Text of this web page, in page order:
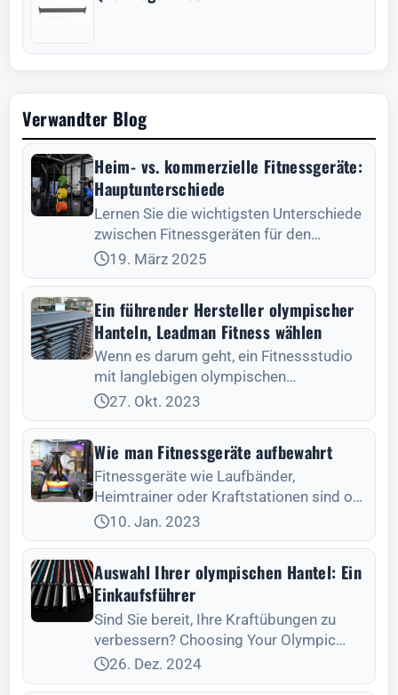
Verwandter Blog
Heim- vs. kommerzielle Fitnessgeräte:
Hauptunterschiede
Lernen Sie die wichtigsten Unterschiede
zwischen Fitnessgeräten für den
Heimgebrauch und kommerziellen
Fitnessgeräten kennen, um
Fitness passt - wählen Sie mit Bedacht!
19. März 2025
Ein führender Hersteller olympischer
Hanteln, Leadman Fitness wählen
Wenn es darum geht, ein Fitnessstudio
mit langlebigen olympischen
Langhanteln auszustatten, ist Leadman
Fitness ein Name, der in der
führender Anbieter für Oly
27. Okt. 2023
Wie man Fitnessgeräte aufbewahrt
Fitnessgeräte wie Laufbänder,
Heimtrainer oder Kraftstationen sind oft
kostspielige Anschaffungen. Eine
fachgerechte Lagerung hilft dabei, den
erhalten.
10. Jan. 2023
Auswahl Ihrer olympischen Hantel: Ein
Einkaufsführer
Sind Sie bereit, Ihre Kraftübungen zu
verbessern? Choosing Your Olympic
Barbell: A Buyer's Guide hilft Ihnen, die
beste Langhantel für Ihre Kraftziele zu
26. Dez. 2024